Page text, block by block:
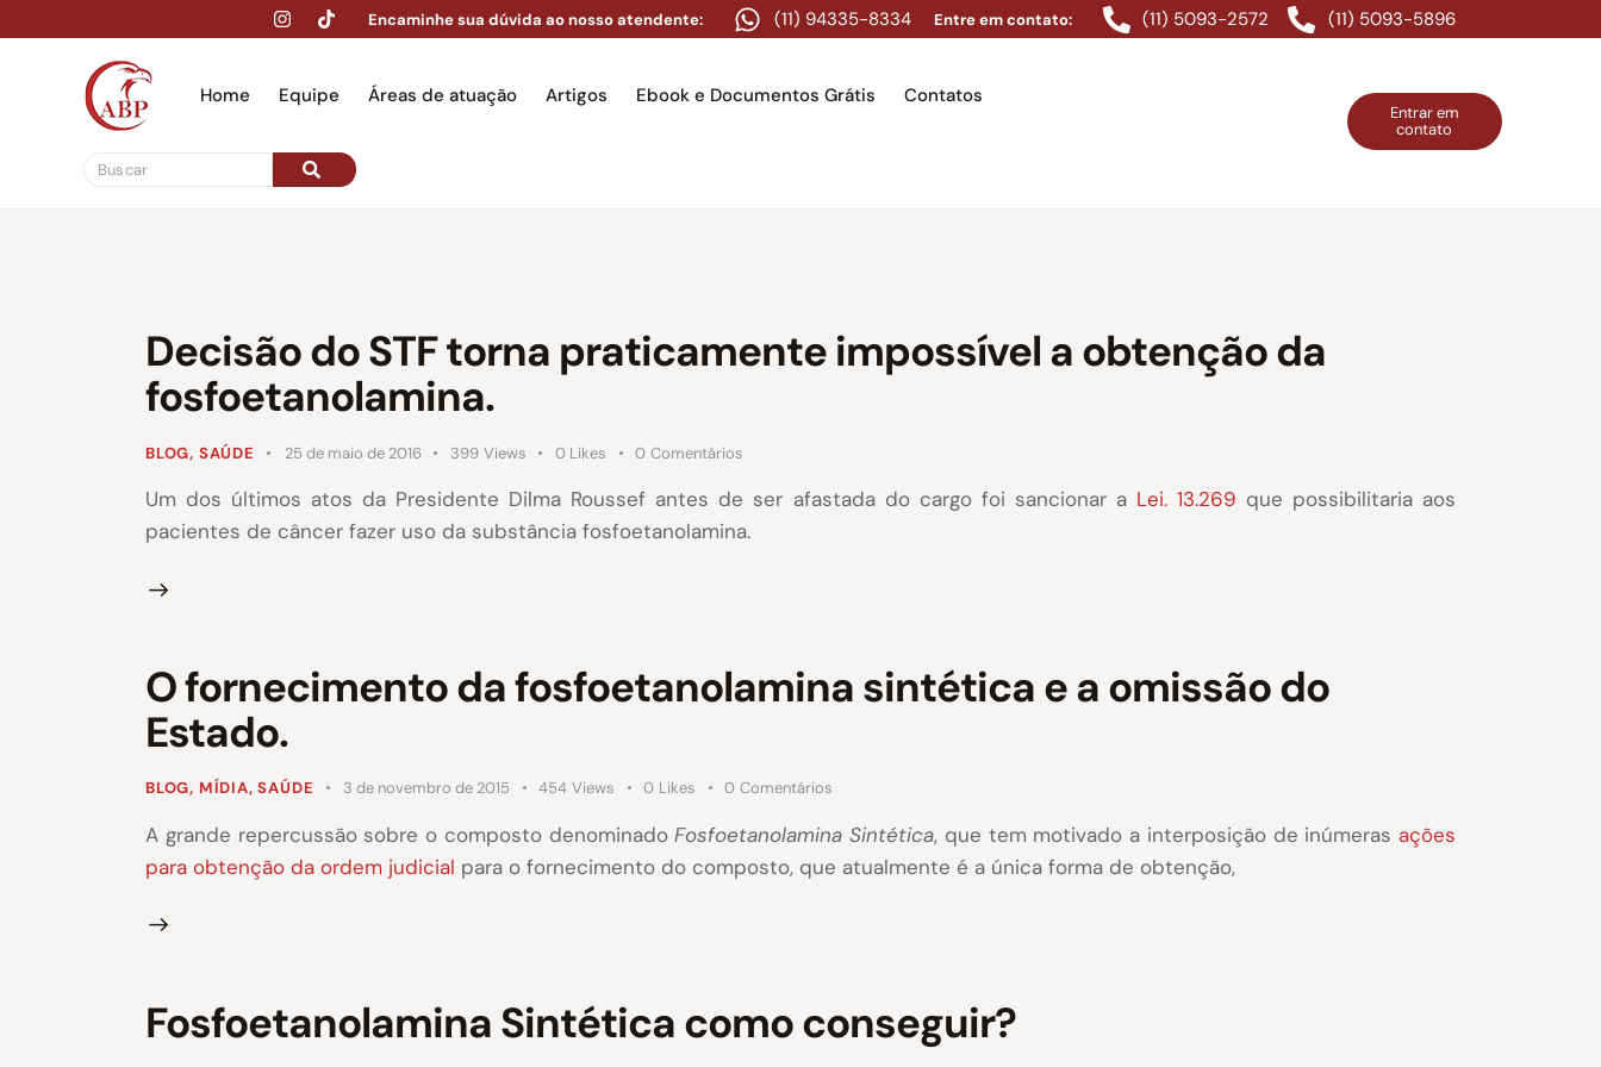
Encaminhe sua dúvida ao nosso atendente: (11) 94335-8334 Entre em contato: (11) 5093-2572 (11) 5093-5896
Home Equipe Áreas de atuação Artigos Ebook e Documentos Grátis Contatos
Entrar em
contato
Decisão do STF torna praticamente impossível a obtenção da
fosfoetanolamina.
BLOG, SAÚDE 25 de maio de 2016 399 Views 0 Likes 0 Comentários
Um dos últimos atos da Presidente Dilma Roussef antes de ser afastada do cargo foi sancionar a Lei. 13.269 que possibilitaria aos
pacientes de câncer fazer uso da substância fosfoetanolamina.
O fornecimento da fosfoetanolamina sintética e a omissão do
Estado.
BLOG, MÍDIA,SAÚDE 3 de novembro de 2015 454 Views 0 Likes 0 Comentários
A grande repercussão sobre o composto denominadoFosfoetanolamina Sintética, que tem motivado a interposição de inúmeras ações
para obtenção da ordem judicial para o fornecimento do composto, que atualmente é a única forma de obtenção,
Fosfoetanolamina Sintética como conseguir?